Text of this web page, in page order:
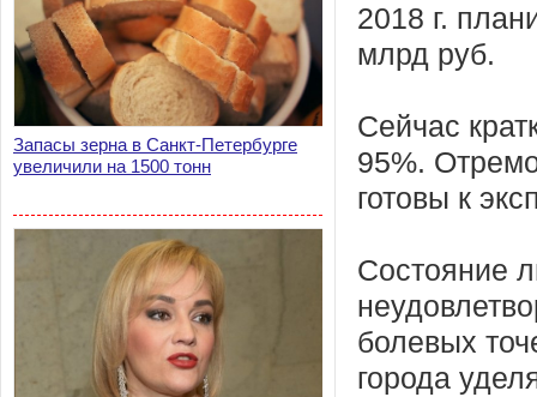
Запасы зерна в Санкт-Петербурге
увеличили на 1500 тонн
2018 г.
млрд руб.
Сейчас
95%.
готовы к
Состояние
болевых
города